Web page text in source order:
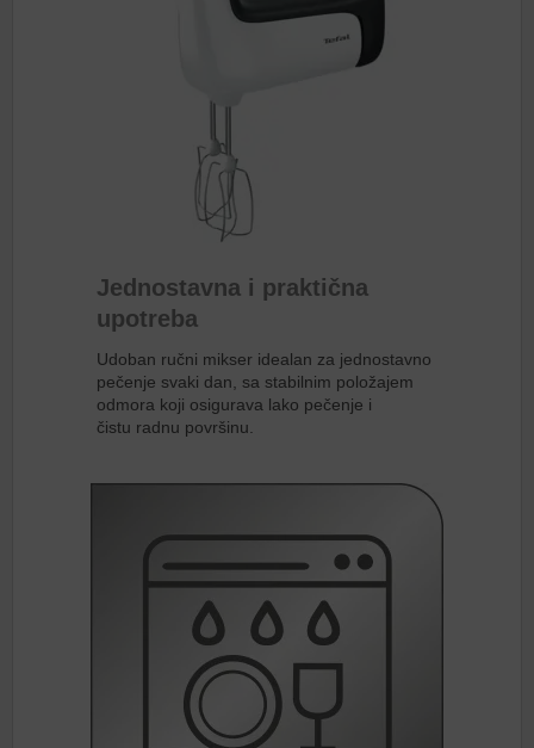
Jednostavna i praktična
upotreba
Udoban ručni mikser idealan za jednostavno
pečenje svaki dan, sa stabilnim položajem
odmora koji osigurava lako pečenje i
čistu radnu površinu.